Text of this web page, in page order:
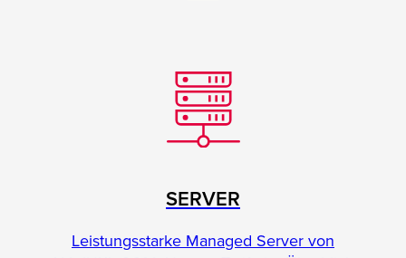
SERVER
Leistungsstarke Managed Server von